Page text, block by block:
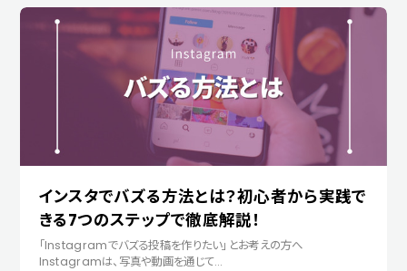
インスタでバズる方法とは？初心者から実践で
きる7つのステップで徹底解説！
「Instagramでバズる投稿を作りたい」とお考えの方へ
Instagramは、写真や動画を通じて…